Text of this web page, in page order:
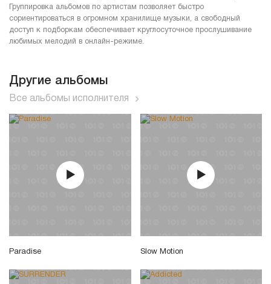
Группировка альбомов по артистам позволяет быстро
сориентироваться в огромном хранилище музыки, а свободный
доступ к подборкам обеспечивает круглосуточное прослушивание
любимых мелодий в онлайн-режиме.
Другие альбомы
Все альбомы исполнителя
Paradise Slow Motion